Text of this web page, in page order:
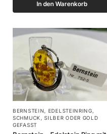
In den Warenkorb
BERNSTEIN, EDELSTEINRING,
SCHMUCK,SILBER ODER GOLD
GEFASST